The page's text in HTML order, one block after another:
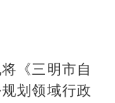
《三明市自
划领域行政